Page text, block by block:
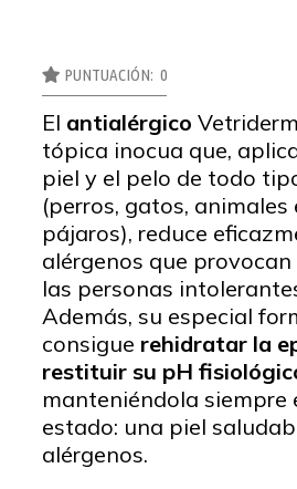
PUNTUACIÓN: 0
El antialérgico
tópica inocua que,
piel y el pelo de todo
(perros, gatos,
pájaros), reduce
alérgenos que provocan
las personas
Además, su especial
consigue rehidratar la
restituir su pH
manteniéndola siempre
estado: una piel
alérgenos.